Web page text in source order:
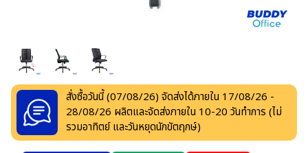
สั่งซื้อวันนี้ (07/08/26) จัดส่งได้ภายใน 17/08/26 -
28/08/26 ผลิตและจัดส่งภายใน 10-20 วันทำการ (ไม่
รวมอาทิตย์ และวันหยุดนักขัตฤกษ์)